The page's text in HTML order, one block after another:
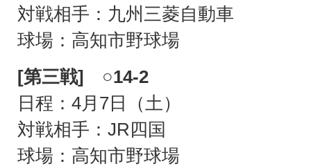
対戦相手：九州三菱自動車
球場：高知市野球場
[第三戦] ○14-2
日程：4月7日（土）
対戦相手：JR四国
球場：高知市野球場